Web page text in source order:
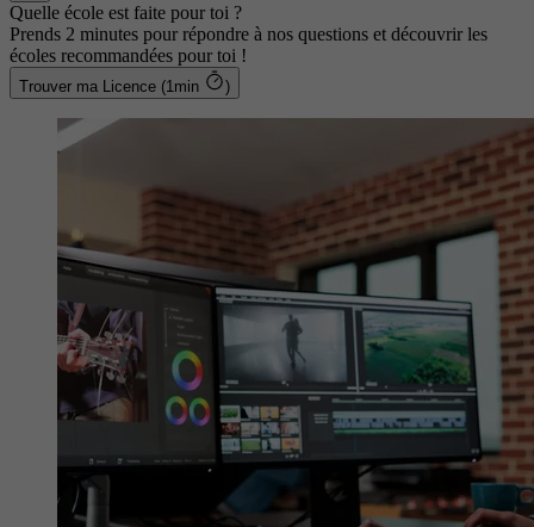
Quelle école est faite pour toi ?
Prends 2 minutes pour répondre à nos questions et découvrir les
écoles recommandées pour toi !
Trouver ma Licence (1min )